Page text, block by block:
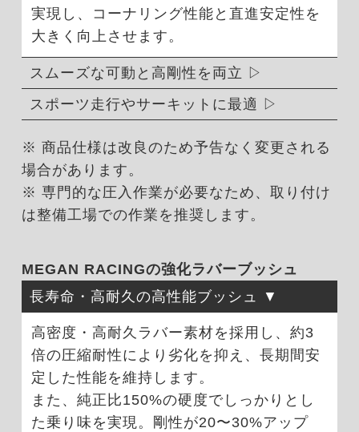
実現し、コーナリング性能と直進安定性を
大きく向上させます。
スムーズな可動と高剛性を両立
スポーツ走行やサーキットに最適
※ 商品仕様は改良のため予告なく変更される
場合があります。
※ 専門的な圧入作業が必要なため、取り付け
は整備工場での作業を推奨します。
MEGAN RACINGの強化ラバーブッシュ
長寿命・高耐久の高性能ブッシュ
高密度・高耐久ラバー素材を採用し、約3
倍の圧縮耐性により劣化を抑え、長期間安
定した性能を維持します。
また、純正比150%の硬度でしっかりとし
た乗り味を実現。剛性が20〜30%アップ